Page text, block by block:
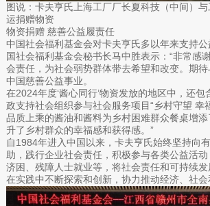
图说：卡夫亨氏上海工厂厂长夏科技（中间）
运捐赠物资
物资捐赠 慈善公益履责任
中国社会福利基金会对卡夫亨氏多以年来支持
国社会福利基金会秘书长马中胜表示：“非常感
会责任，为社会弱势群体带去希望和改变。期
中国慈善公益事业。
在2024年度‘酱心同行’物资发放的地区中，还
政支持社会组织参与社会服务项目“乡村守望 幸
品质上乘的酱油和酱料为乡村困难群众餐桌增
升了乡村群众的幸福感和获得感。”
自1984年进入中国以来，卡夫亨氏始终坚持向
助，践行企业社会责任，积极参与各类公益活
济困、残障人士就业等，将社会责任和可持续
在实践中不断探索和创新，协力推动经济、社会